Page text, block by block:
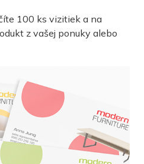
100 ks vizitiek a na
z vašej ponuky alebo